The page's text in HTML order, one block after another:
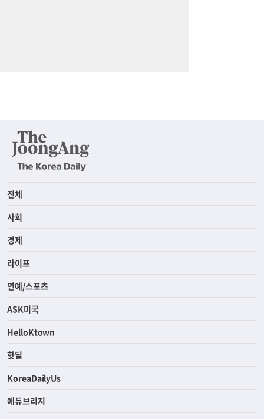
전체
사회
경제
라이프
연예/스포츠
ASK미국
HelloKtown
핫딜
KoreaDailyUs
에듀브리지